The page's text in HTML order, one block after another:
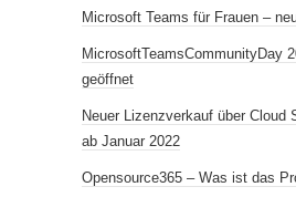
Microsoft Teams für Frauen –
MicrosoftTeamsCommunityDay
geöffnet
Neuer Lizenzverkauf über Cloud
ab Januar 2022
Opensource365 – Was ist das